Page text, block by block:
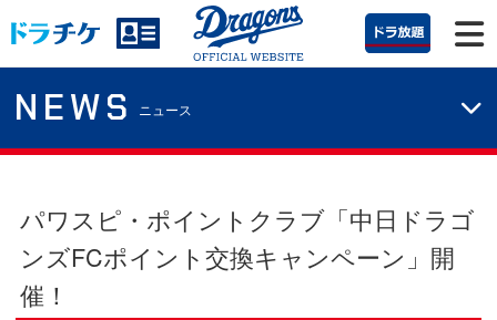
NEWS ニュース
パワスピ・ポイントクラブ「中日ドラゴ
ンズFCポイント交換キャンペーン」開
催！